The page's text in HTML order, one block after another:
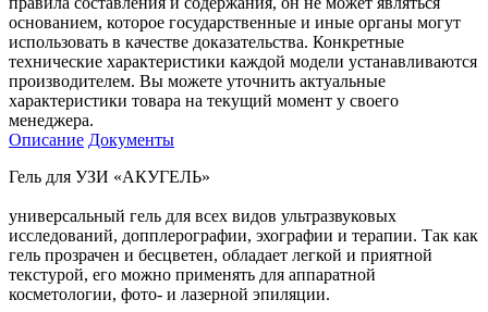
основанием, которое государственные и иные органы могут
использовать в качестве доказательства. Конкретные
технические характеристики каждой модели устанавливаются
производителем. Вы можете уточнить актуальные
характеристики товара на текущий момент у своего
менеджера.
Описание Документы
Гель для УЗИ «АКУГЕЛЬ»
универсальный гель для всех видов ультразвуковых
исследований, допплерографии, эхографии и терапии. Так как
гель прозрачен и бесцветен, обладает легкой и приятной
текстурой, его можно применять для аппаратной
косметологии, фото- и лазерной эпиляции.